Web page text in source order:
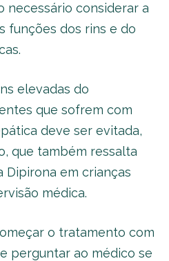
necessário considerar a
funções dos rins e do
elevadas do
que sofrem com
deve ser evitada,
que também ressalta
Dipirona em crianças
médica.
o tratamento com
perguntar ao médico se